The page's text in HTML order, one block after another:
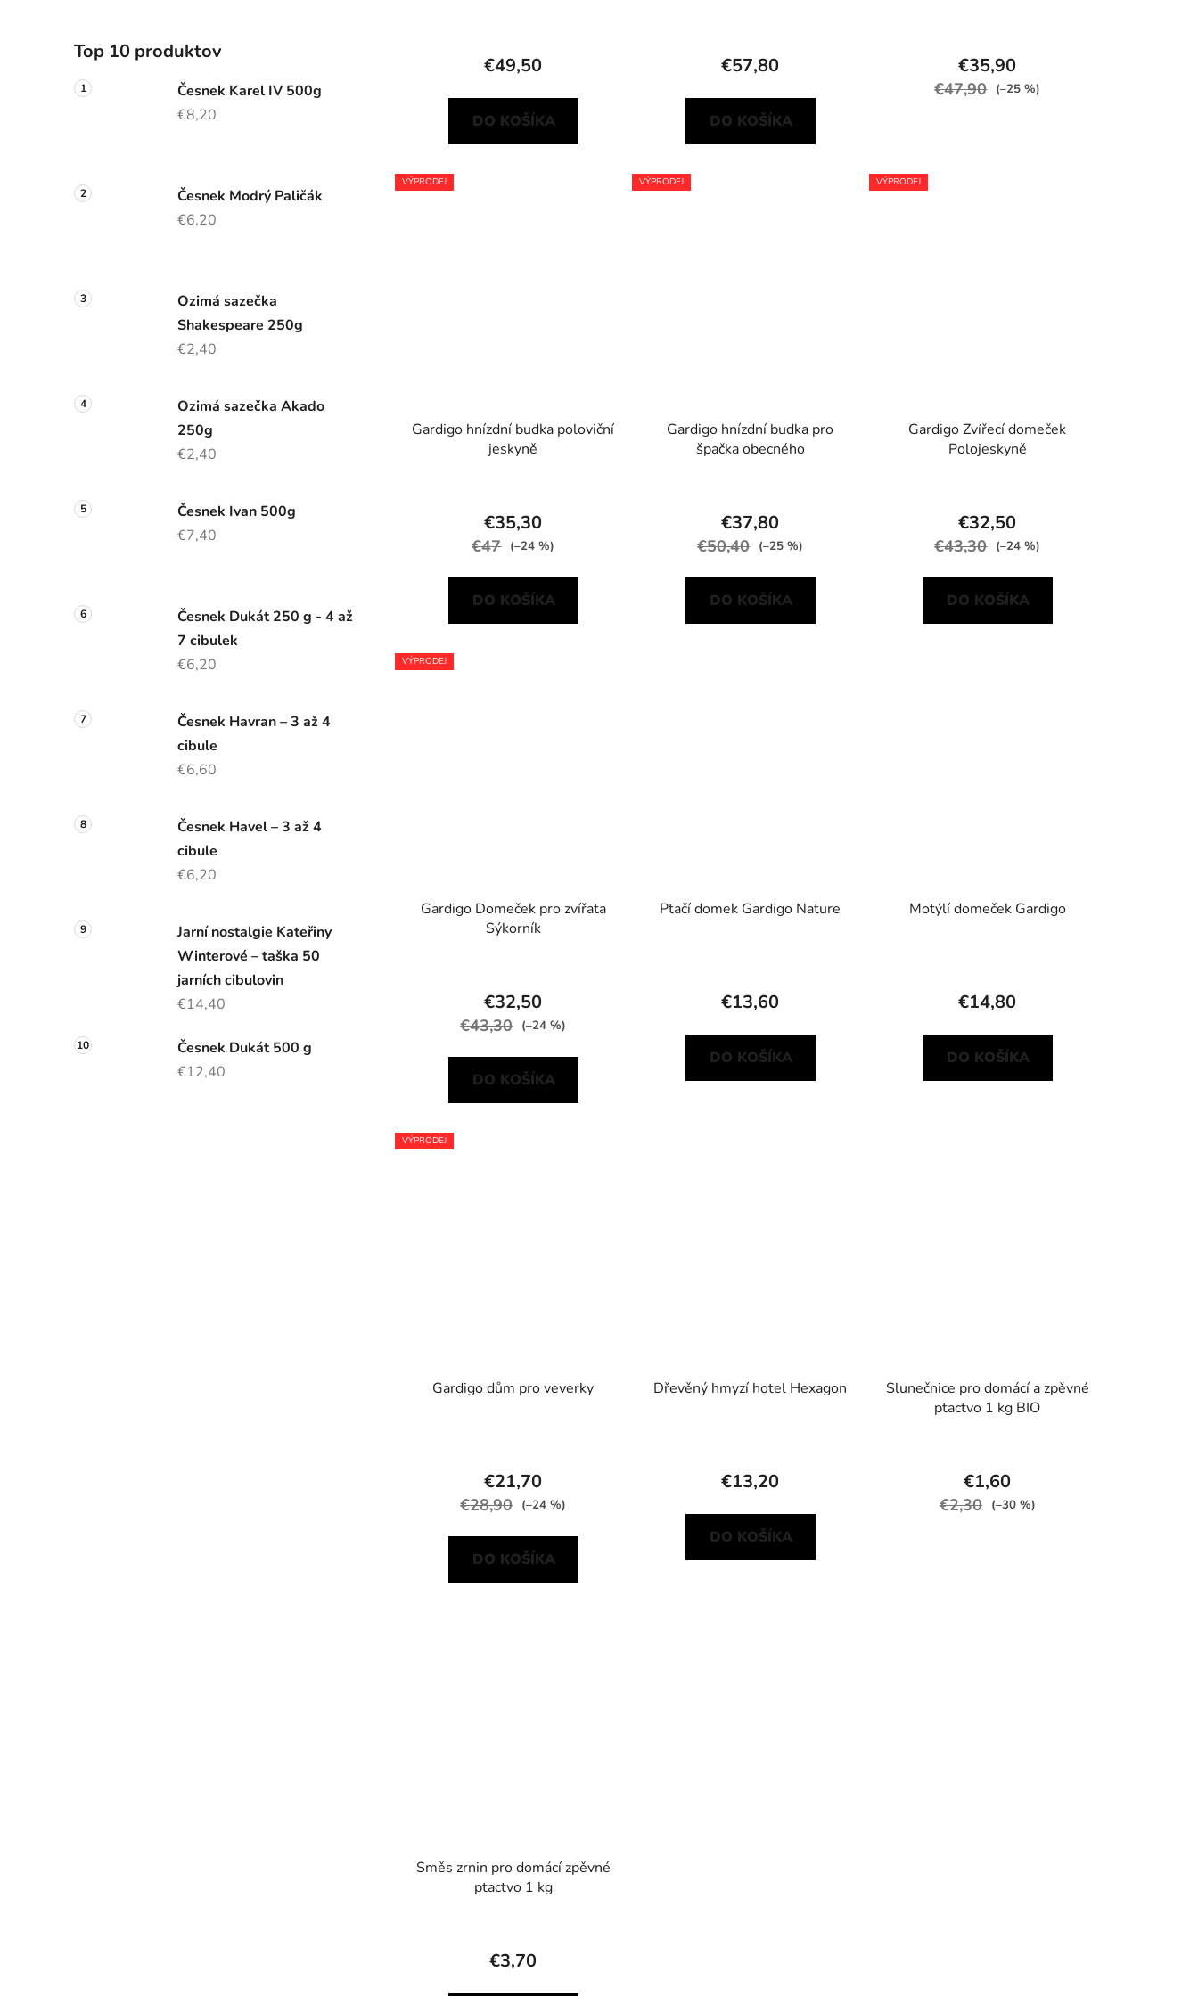
Top 10 produktov
Česnek Karel IV 500g
€8,20
Česnek Modrý Paličák
€6,20
Ozimá sazečka
Shakespeare 250g
€2,40
Ozimá sazečka Akado
250g
€2,40
Česnek Ivan 500g
€7,40
Česnek Dukát 250 g - 4 až
7 cibulek
€6,20
Česnek Havran – 3 až 4
cibule
€6,60
Česnek Havel – 3 až 4
cibule
€6,20
Jarní nostalgie Kateřiny
Winterové – taška 50
jarních cibulovin
€14,40
Česnek Dukát 500 g
€12,40
€49,50
DO KOŠÍKA
€57,80
DO KOŠÍKA
€35,90
€47,90 (–25 %)
VÝPRODEJ
Gardigo hnízdní budka poloviční
jeskyně
€35,30
€47 (–24 %)
DO KOŠÍKA
VÝPRODEJ
Gardigo hnízdní budka pro
špačka obecného
€37,80
€50,40 (–25 %)
DO KOŠÍKA
VÝPRODEJ
Gardigo Zvířecí domeček
Polojeskyně
€32,50
€43,30 (–24 %)
DO KOŠÍKA
VÝPRODEJ
Gardigo Domeček pro zvířata
Sýkorník
€32,50
€43,30 (–24 %)
DO KOŠÍKA
Ptačí domek Gardigo Nature
€13,60
DO KOŠÍKA
Motýlí domeček Gardigo
€14,80
DO KOŠÍKA
VÝPRODEJ
Gardigo dům pro veverky
€21,70
€28,90 (–24 %)
DO KOŠÍKA
Dřevěný hmyzí hotel Hexagon
€13,20
DO KOŠÍKA
Slunečnice pro domácí a zpěvné
ptactvo 1 kg BIO
€1,60
€2,30 (–30 %)
Směs zrnin pro domácí zpěvné
ptactvo 1 kg
€3,70